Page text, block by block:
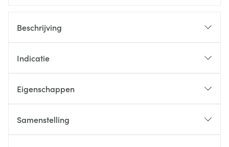
Beschrijving
Indicatie
Eigenschappen
Samenstelling